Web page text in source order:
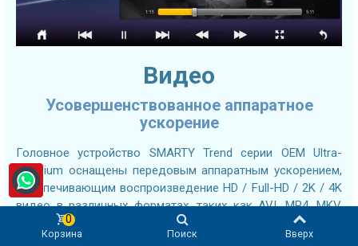
Видео
Усовершенствованное аппаратное
ускорение
Головное устройство SMARTY Trend серии OEM Ultra-
Premium оснащены передовым аппаратным ускорением,
обеспечивающим воспроизведение HD / Full-HD / 2K / 4K
видео в различных форматах, таких как AVI, MP4, MKV,
MOV, WMV, MPG, H.264, RMVB и многих других.
Корзина
0
Поиск Вверх